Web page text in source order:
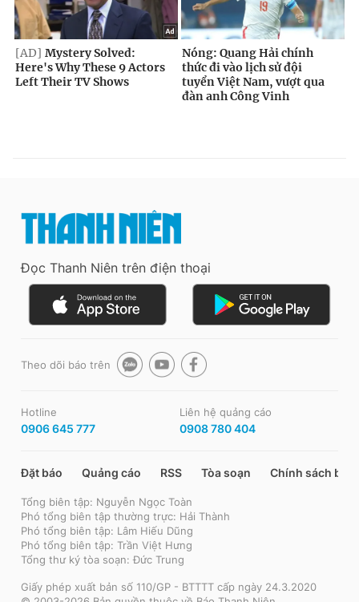
Đọc Thanh Niên trên điện thoại
Theo dõi báo trên
Hotline
0906 645 777
Liên hệ quảng cáo
0908 780 404
Đặt báo Quảng cáo RSS Tòa soạn Chính sách bảo
Tổng biên tập: Nguyễn Ngọc Toàn
Phó tổng biên tập thường trực: Hải Thành
Phó tổng biên tập: Lâm Hiếu Dũng
Phó tổng biên tập: Trần Việt Hưng
Tổng thư ký tòa soạn: Đức Trung
Giấy phép xuất bản số 110/GP - BTTTT cấp ngày 24.3.2020